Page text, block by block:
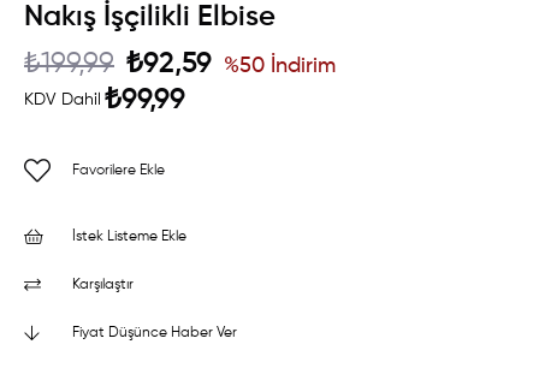
Nakış İşçilikli Elbise
₺199,99 ₺92,59
KDV Dahil ₺99,99
%50 İndirim
Favorilere Ekle
İstek Listeme Ekle
Karşılaştır
Fiyat Düşünce Haber Ver